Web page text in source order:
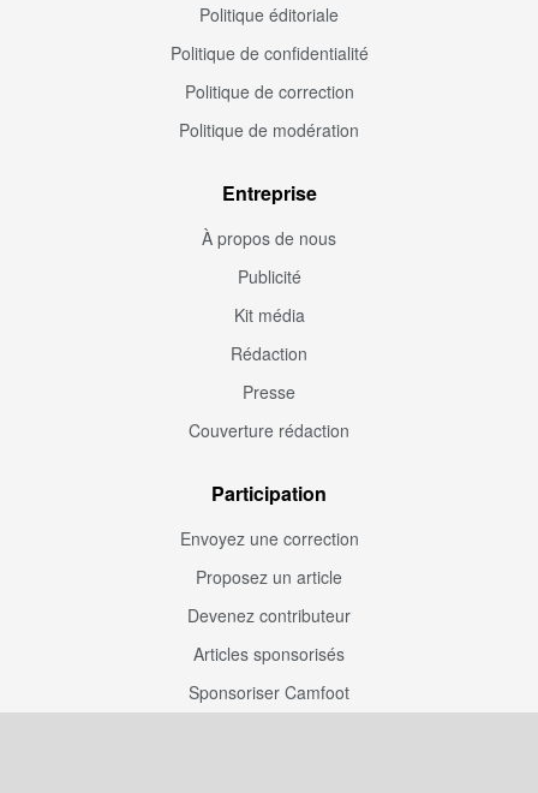
Politique éditoriale
Politique de confidentialité
Politique de correction
Politique de modération
Entreprise
À propos de nous
Publicité
Kit média
Rédaction
Presse
Couverture rédaction
Participation
Envoyez une correction
Proposez un article
Devenez contributeur
Articles sponsorisés
Sponsoriser Camfoot